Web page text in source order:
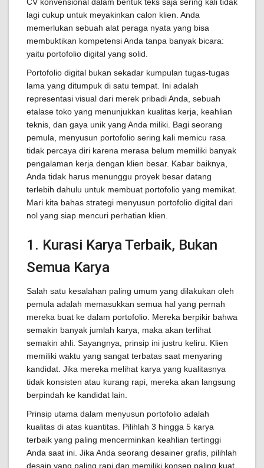
lagi cukup untuk meyakinkan calon klien. Anda
memerlukan sebuah alat peraga nyata yang bisa
membuktikan kompetensi Anda tanpa banyak bicara:
yaitu portofolio digital yang solid.
Portofolio digital bukan sekadar kumpulan tugas-tugas
lama yang ditumpuk di satu tempat. Ini adalah
representasi visual dari merek pribadi Anda, sebuah
etalase toko yang menunjukkan kualitas kerja, keahlian
teknis, dan gaya unik yang Anda miliki. Bagi seorang
pemula, menyusun portofolio sering kali memicu rasa
tidak percaya diri karena merasa belum memiliki banyak
pengalaman kerja dengan klien besar. Kabar baiknya,
Anda tidak harus menunggu proyek besar datang
terlebih dahulu untuk membuat portofolio yang memikat.
Mari kita bahas strategi menyusun portofolio digital dari
nol yang siap mencuri perhatian klien.
1. Kurasi Karya Terbaik, Bukan
Semua Karya
Salah satu kesalahan paling umum yang dilakukan oleh
pemula adalah memasukkan semua hal yang pernah
mereka buat ke dalam portofolio. Mereka berpikir bahwa
semakin banyak jumlah karya, maka akan terlihat
semakin ahli. Sayangnya, prinsip ini justru keliru. Klien
memiliki waktu yang sangat terbatas saat menyaring
kandidat. Jika mereka melihat karya yang kualitasnya
tidak konsisten atau kurang rapi, mereka akan langsung
berpindah ke kandidat lain.
Prinsip utama dalam menyusun portofolio adalah
kualitas di atas kuantitas. Pilihlah 3 hingga 5 karya
terbaik yang paling mencerminkan keahlian tertinggi
Anda saat ini. Jika Anda seorang desainer grafis, pilihlah
desain yang paling rapi dan memiliki konsep paling kuat.